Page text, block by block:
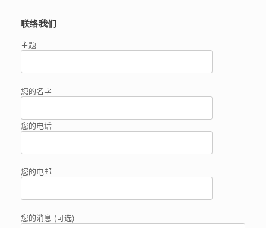
联络我们
主题
您的名字
您的电话
您的电邮
您的消息 (可选)